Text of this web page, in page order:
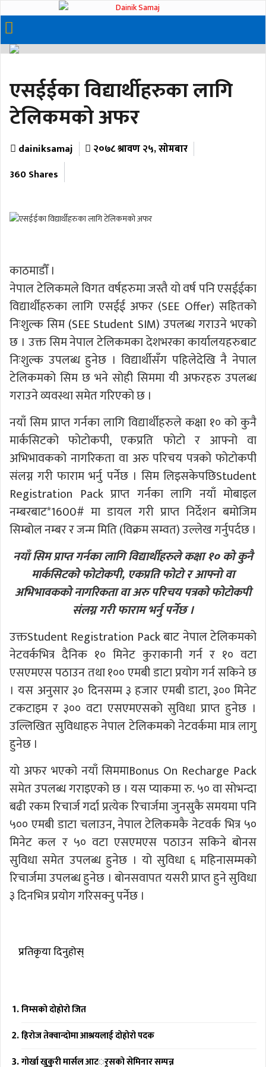
एसईईका विद्यार्थीहरुका लागि
टेलिकमको अफर
dainiksamaj २०७८ श्रावण २५, सोमबार
360 Shares
काठमाडौँ ।
नेपाल टेलिकमले विगत वर्षहरुमा जस्तै यो वर्ष पनि एसईईका
विद्यार्थीहरुका लागि एसईई अफर (SEE Offer) सहितको
निःशुल्क सिम (SEE Student SIM) उपलब्ध गराउने भएको
छ । उक्त सिम नेपाल टेलिकमका देशभरका कार्यालयहरुबाट
निःशुल्क उपलब्ध हुनेछ । विद्यार्थीसँग पहिलेदेखि नै नेपाल
टेलिकमको सिम छ भने सोही सिममा यी अफरहरु उपलब्ध
गराउने व्यवस्था समेत गरिएको छ ।
नयाँ सिम प्राप्त गर्नका लागि विद्यार्थीहरुले कक्षा १० को कुनै
मार्कसिटको फोटोकपी, एकप्रति फोटो र आफ्नो वा
अभिभावकको नागरिकता वा अरु परिचय पत्रको फोटोकपी
संलग्न गरी फाराम भर्नु पर्नेछ । सिम लिइसकेपछिStudent
Registration Pack प्राप्त गर्नका लागि नयाँ मोबाइल
नम्बरबाट*1600# मा डायल गरी प्राप्त निर्देशन बमोजिम
सिम्बोल नम्बर र जन्म मिति (विक्रम सम्वत) उल्लेख गर्नुपर्दछ ।
नयाँ सिम प्राप्त गर्नका लागि विद्यार्थीहरुले कक्षा १० को कुनै
मार्कसिटको फोटोकपी, एकप्रति फोटो र आफ्नो वा
अभिभावकको नागरिकता वा अरु परिचय पत्रको फोटोकपी
संलग्न गरी फाराम भर्नु पर्नेछ ।
उक्तStudent Registration Pack बाट नेपाल टेलिकमको
नेटवर्कभित्र दैनिक १० मिनेट कुराकानी गर्न र १० वटा
एसएमएस पठाउन तथा १०० एमबी डाटा प्रयोग गर्न सकिने छ
। यस अनुसार ३० दिनसम्म ३ हजार एमबी डाटा, ३०० मिनेट
टकटाइम र ३०० वटा एसएमएसको सुविधा प्राप्त हुनेछ ।
उल्लिखित सुविधाहरु नेपाल टेलिकमको नेटवर्कमा मात्र लागु
हुनेछ ।
यो अफर भएको नयाँ सिममाBonus On Recharge Pack
समेत उपलब्ध गराइएको छ । यस प्याकमा रु. ५० वा सोभन्दा
बढी रकम रिचार्ज गर्दा प्रत्येक रिचार्जमा जुनसुकै समयमा पनि
५०० एमबी डाटा चलाउन, नेपाल टेलिकमकै नेटवर्क भित्र ५०
मिनेट कल र ५० वटा एसएमएस पठाउन सकिने बोनस
सुविधा समेत उपलब्ध हुनेछ । यो सुविधा ६ महिनासम्मको
रिचार्जमा उपलब्ध हुनेछ । बोनसवापत यसरी प्राप्त हुने सुविधा
३ दिनभित्र प्रयोग गरिसक्नु पर्नेछ ।
प्रतिकृया दिनुहोस्
निम्सको दोहोरो जित
हिरोज तेक्वान्दोमा आश्रयलाई दोहोरो पदक
गोर्खा खुकुरी मार्सल आटर््र्सको सेमिनार सम्पन्न